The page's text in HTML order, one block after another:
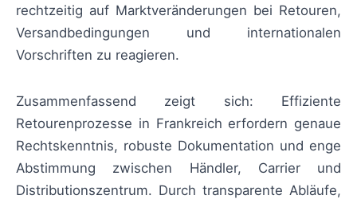
rechtzeitig auf Marktveränderungen bei Retouren,
Versandbedingungen und internationalen
Vorschriften zu reagieren.
Zusammenfassend zeigt sich: Effiziente
Retourenprozesse in Frankreich erfordern genaue
Rechtskenntnis, robuste Dokumentation und enge
Abstimmung zwischen Händler, Carrier und
Distributionszentrum. Durch transparente Abläufe,